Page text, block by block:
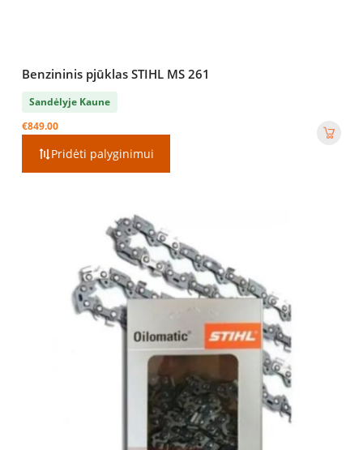
Benzininis pjūklas STIHL MS 261
Sandėlyje Kaune
€849.00
Pridėti palyginimui